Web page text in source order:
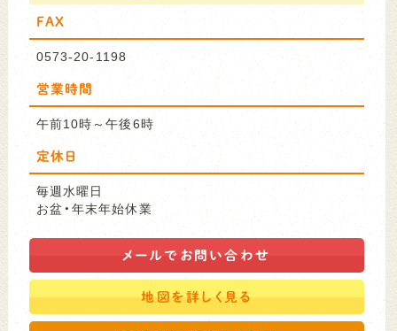
FAX
0573-20-1198
営業時間
午前10時～午後6時
定休日
毎週水曜日
お盆・年末年始休業
メールで お問い合わせ
地図を詳しく見る